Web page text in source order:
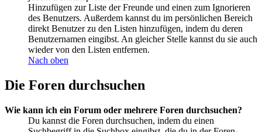
Hinzufügen zur Liste der Freunde und einen zum Ignorieren
des Benutzers. Außerdem kannst du im persönlichen Bereich
direkt Benutzer zu den Listen hinzufügen, indem du deren
Benutzernamen eingibst. An gleicher Stelle kannst du sie auch
wieder von den Listen entfernen.
Nach oben
Die Foren durchsuchen
Wie kann ich ein Forum oder mehrere Foren durchsuchen?
Du kannst die Foren durchsuchen, indem du einen